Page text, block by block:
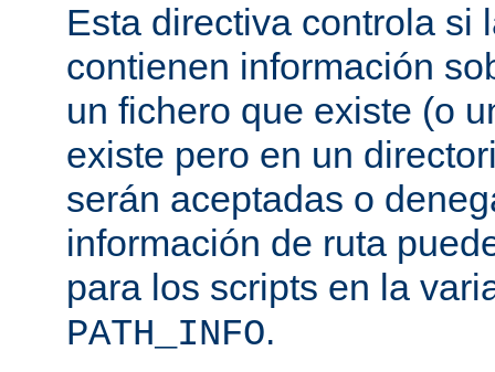
Esta directiva controla si
contienen información
un fichero que existe (o
existe pero en un
serán aceptadas o
información de ruta
para los scripts en la
PATH_INFO.